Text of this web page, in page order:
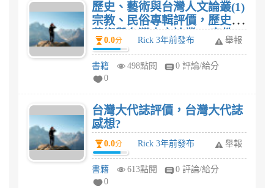
歷史、藝術與台灣人文論叢(1)
宗教、民俗專輯評價，歷史、
藝術與台灣人文論叢(1)宗教、
民俗專輯感想?
0.0分 Rick 3年前發布 舉報
書籍 498點閱
0 評論/給分
0
台灣大代誌評價，台灣大代誌
感想?
0.0分 Rick 3年前發布 舉報
書籍 613點閱
0 評論/給分
0